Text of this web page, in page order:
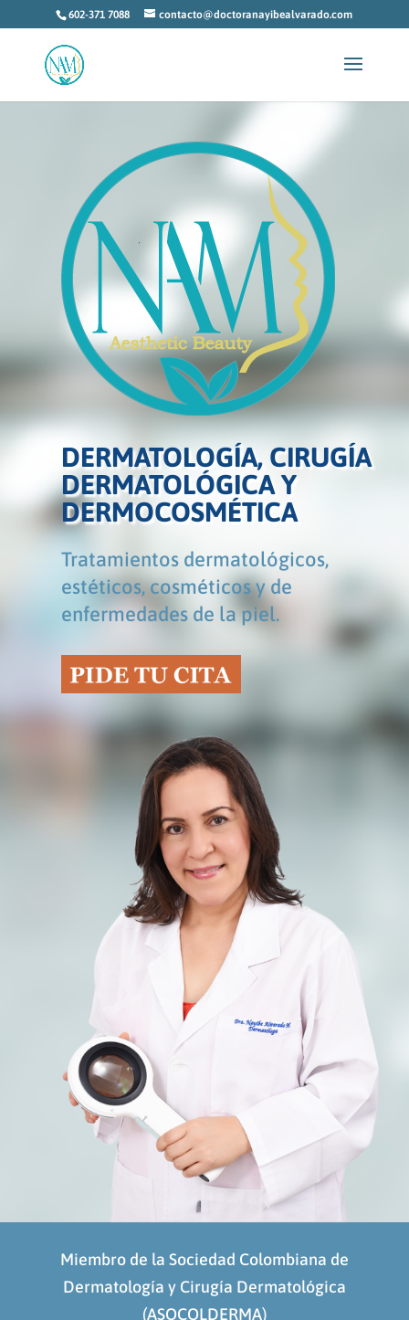
602-371 7088 contacto@doctoranayibealvarado.com
DERMATOLOGÍA, CIRUGÍA
DERMATOLÓGICA Y
DERMOCOSMÉTICA
Tratamientos dermatológicos,
estéticos, cosméticos y de
enfermedades de la piel.
Miembro de la Sociedad Colombiana de
Dermatología y Cirugía Dermatológica
(ASOCOLDERMA)